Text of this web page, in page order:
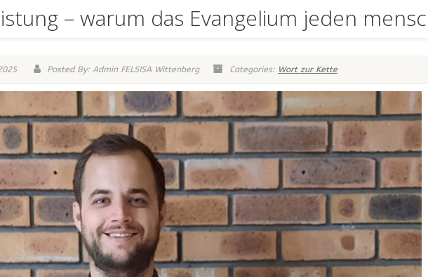
– warum das Evangelium jeden
Posted By: Admin FELSISA Wittenberg Categories: Wort zur Kette